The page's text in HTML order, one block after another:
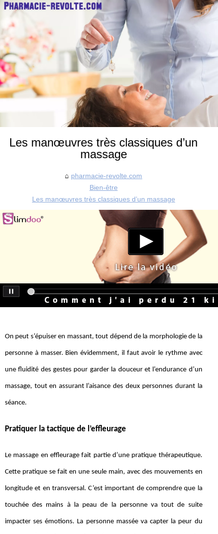
Les manœuvres très classiques d’un
massage
pharmacie-revolte.com
Bien-être
Les manœuvres très classiques d’un massage
On peut s’épuiser en massant, tout dépend de la morphologie de la
personne à masser. Bien évidemment, il faut avoir le rythme avec
une fluidité des gestes pour garder la douceur et l’endurance d’un
massage, tout en assurant l’aisance des deux personnes durant la
séance.
Pratiquer la tactique de l’effleurage
Le massage en effleurage fait partie d’une pratique thérapeutique.
Cette pratique se fait en une seule main, avec des mouvements en
longitude et en transversal. C’est important de comprendre que la
touchée des mains à la peau de la personne va tout de suite
impacter ses émotions. La personne massée va capter la peur du